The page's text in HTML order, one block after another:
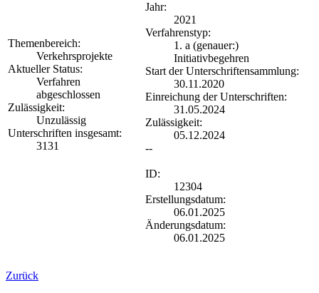
Themenbereich:
Verkehrsprojekte
Aktueller Status:
Verfahren
abgeschlossen
Zulässigkeit:
Unzulässig
Unterschriften insgesamt:
3131
Jahr:
2021
Verfahrenstyp:
1. a (genauer:)
Initiativbegehren
Start der Unterschriftensammlung:
30.11.2020
Einreichung der Unterschriften:
31.05.2024
Zulässigkeit:
05.12.2024
--
ID:
12304
Erstellungsdatum:
06.01.2025
Änderungsdatum:
06.01.2025
Zurück